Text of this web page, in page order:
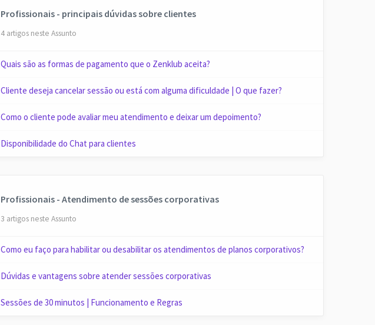
Profissionais - principais dúvidas sobre clientes
4 artigos neste Assunto
Quais são as formas de pagamento que o Zenklub aceita?
Cliente deseja cancelar sessão ou está com alguma dificuldade | O que fazer?
Como o cliente pode avaliar meu atendimento e deixar um depoimento?
Disponibilidade do Chat para clientes
Profissionais - Atendimento de sessões corporativas
3 artigos neste Assunto
Como eu faço para habilitar ou desabilitar os atendimentos de planos corporativos?
Dúvidas e vantagens sobre atender sessões corporativas
Sessões de 30 minutos | Funcionamento e Regras